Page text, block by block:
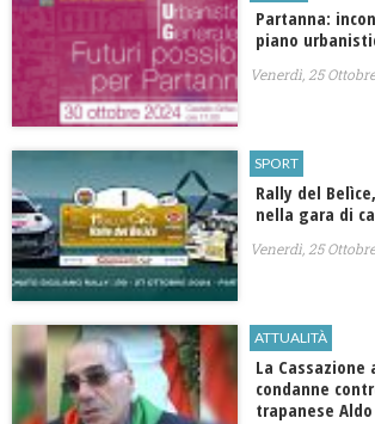
Partanna:
piano
Venerdì, 25
SPORT
Rally del
nella gara di
Venerdì, 25
ATTUALITÀ
La Cassazione
condanne
trapanese